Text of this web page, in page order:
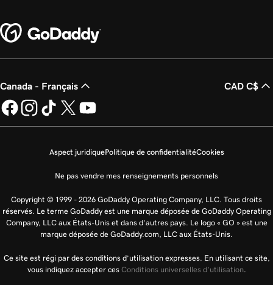
Canada - Français CAD C$
Aspect juridiquePolitique de confidentialitéCookies
Ne pas vendre mes renseignements personnels
Copyright © 1999 - 2026 GoDaddy Operating Company, LLC. Tous droits
réservés. Le terme GoDaddy est une marque déposée de GoDaddy Operating
Company, LLC aux États-Unis et dans d’autres pays. Le logo « GO » est une
marque déposée de GoDaddy.com, LLC aux États-Unis.
Ce site est régi par des conditions d’utilisation expresses. En utilisant ce site,
vous indiquez accepter ces Conditions universelles d’utilisation.